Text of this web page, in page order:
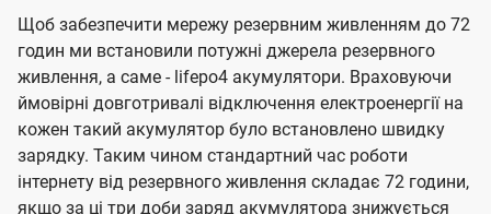
Щоб забезпечити мережу резервним живленням до 72
годин ми встановили потужні джерела резервного
живлення, а саме - lifepo4 акумулятори. Враховуючи
ймовірні довготривалі відключення електроенергії на
кожен такий акумулятор було встановлено швидку
зарядку. Таким чином стандартний час роботи
інтернету від резервного живлення складає 72 години,
якщо за ці три доби заряд акумулятора знижується